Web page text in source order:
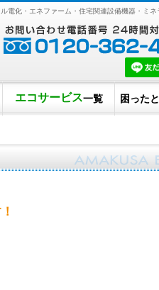
化・エネファーム・住宅関連設備機器・ミネ
エコサービス一覧 困った